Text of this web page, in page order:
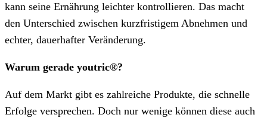
kann seine Ernährung leichter kontrollieren. Das macht
den Unterschied zwischen kurzfristigem Abnehmen und
echter, dauerhafter Veränderung.
Warum gerade youtric®?
Auf dem Markt gibt es zahlreiche Produkte, die schnelle
Erfolge versprechen. Doch nur wenige können diese auch